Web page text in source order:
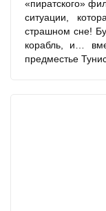
«пиратского»
ситуации,
страшном сне!
корабль, и…
предместье